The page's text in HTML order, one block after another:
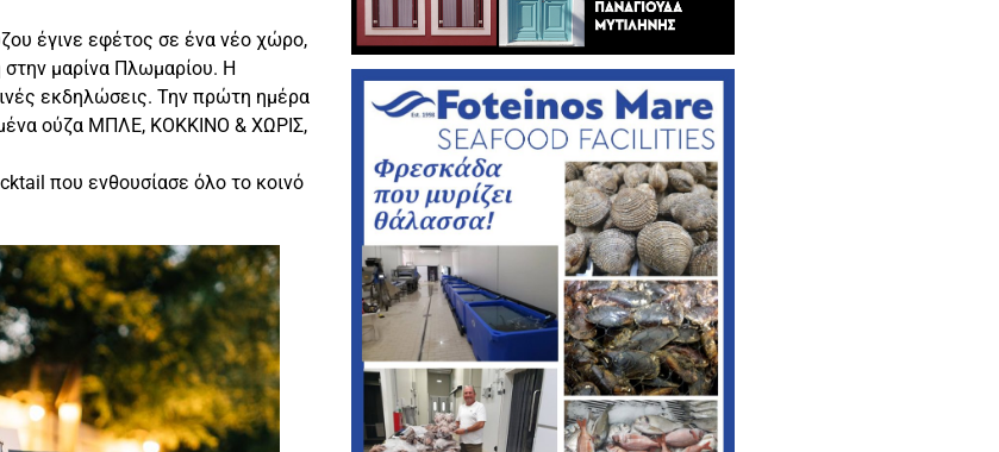
έγινε εφέτος σε ένα νέο χώρο,
μαρίνα Πλωμαρίου. Η
εκδηλώσεις. Την πρώτη ημέρα
ούζα ΜΠΛΕ, ΚΟΚΚΙΝΟ & ΧΩΡΙΣ,
που ενθουσίασε όλο το κοινό